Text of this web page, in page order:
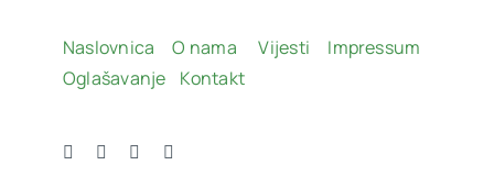
Naslovnica O nama Vijesti
Impressum
Oglašavanje
Kontakt